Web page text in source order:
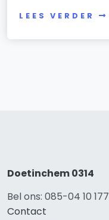
LEES VERDER
Doetinchem 0314
Bel ons: 085-04 10 177
Contact